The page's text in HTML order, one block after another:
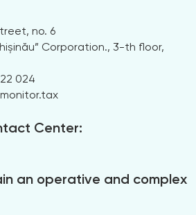
no. 6
Corporation., 3-th floor,
024
Center:
an operative and complex